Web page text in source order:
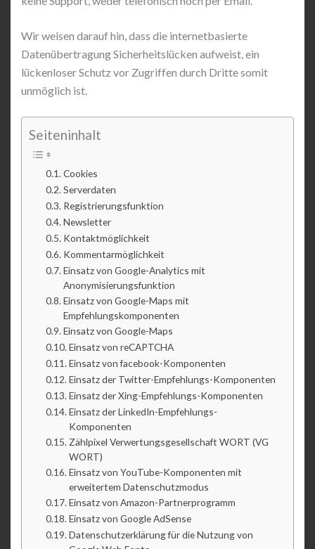
Wir weisen darauf hin, dass die internetbasierte
Datenübertragung Sicherheitslücken aufweist, ein
lückenloser Schutz vor Zugriffen durch Dritte somit
unmöglich ist.
Seiteninhalt
Cookies
Serverdaten
Registrierungsfunktion
Newsletter
Kontaktmöglichkeit
Kommentarmöglichkeit
Einsatz von Google-Analytics mit
Anonymisierungsfunktion
Einsatz von Google-Maps mit
Empfehlungskomponenten
Einsatz von Google-Maps
Einsatz von reCAPTCHA
Einsatz von facebook-Komponenten
Einsatz der Twitter-Empfehlungs-Komponenten
Einsatz der Xing-Empfehlungs-Komponenten
Einsatz der LinkedIn-Empfehlungs-
Komponenten
Zählpixel Verwertungsgesellschaft WORT (VG
WORT)
Einsatz von YouTube-Komponenten mit
erweitertem Datenschutzmodus
Einsatz von Amazon-Partnerprogramm
Einsatz von Google AdSense
Datenschutzerklärung für die Nutzung von